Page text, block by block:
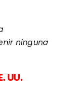
ninguna
UU.